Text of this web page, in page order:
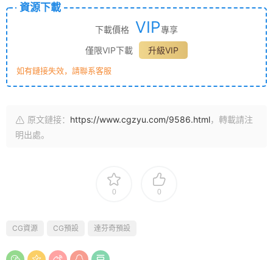
資源下載
下載價格 VIP專享
僅限VIP下載
升級VIP
如有鏈接失效，請聯系客服
原文鏈接： https://www.cgzyu.com/9586.html，轉載請注
明出處。
0 0
CG資源 CG預設 達芬奇預設